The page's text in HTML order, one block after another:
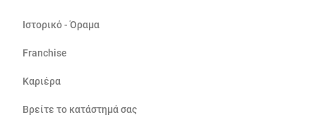
Ιστορικό - Όραμα
Franchise
Καριέρα
Βρείτε το κατάστημά σας